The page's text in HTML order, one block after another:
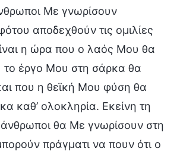
Με γνωρίσουν
αποδεχθούν τις ομιλίες
η ώρα που ο λαός Μου θα
το έργο Μου στη σάρκα θα
που η θεϊκή Μου φύση θα
καθ’ ολοκληρία. Εκείνη τη
άνθρωποι θα Με γνωρίσουν στη
πράγματι να πουν ότι ο